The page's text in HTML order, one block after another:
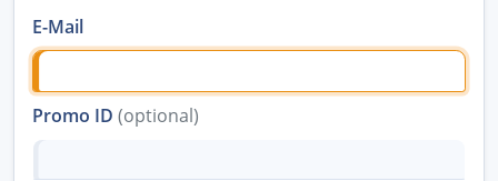
E-Mail
Promo ID (optional)